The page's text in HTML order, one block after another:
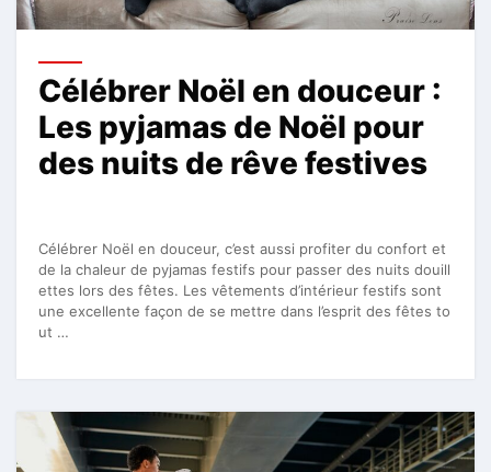
Célébrer Noël en douceur :
Les pyjamas de Noël pour
des nuits de rêve festives
Célébrer Noël en douceur, c’est aussi profiter du confort et
de la chaleur de pyjamas festifs pour passer des nuits douill
ettes lors des fêtes. Les vêtements d’intérieur festifs sont
une excellente façon de se mettre dans l’esprit des fêtes to
ut …